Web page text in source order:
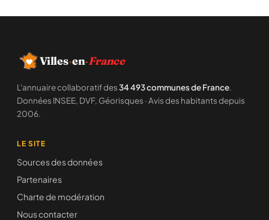
Villes·en·France
L'annuaire collaboratif des34 493 communes de France.
Données INSEE, DVF, Géorisques · Avis des habitants depuis
2006.
LE SITE
Sources des données
Partenaires
Charte de modération
Nous contacter